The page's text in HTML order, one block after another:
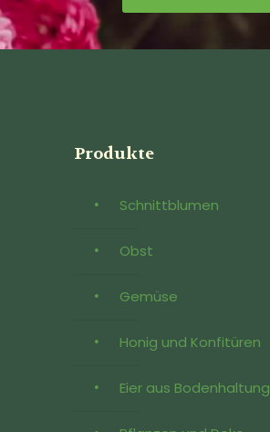
Produkte
Schnittblumen
Obst
Gemüse
Honig und Konfitüren
Eier aus Bodenhaltung